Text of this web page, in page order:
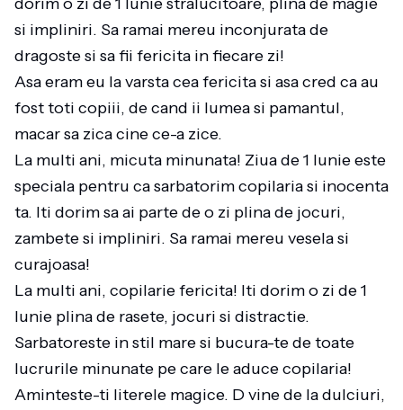
si impliniri. Sa ramai mereu inconjurata de
dragoste si sa fii fericita in fiecare zi!
Asa eram eu la varsta cea fericita si asa cred ca au
fost toti copiii, de cand ii lumea si pamantul,
macar sa zica cine ce-a zice.
La multi ani, micuta minunata! Ziua de 1 Iunie este
speciala pentru ca sarbatorim copilaria si inocenta
ta. Iti dorim sa ai parte de o zi plina de jocuri,
zambete si impliniri. Sa ramai mereu vesela si
curajoasa!
La multi ani, copilarie fericita! Iti dorim o zi de 1
Iunie plina de rasete, jocuri si distractie.
Sarbatoreste in stil mare si bucura-te de toate
lucrurile minunate pe care le aduce copilaria!
Aminteste-ti literele magice. D vine de la dulciuri,